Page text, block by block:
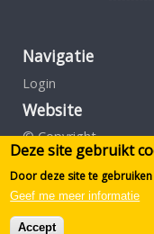
Navigatie
Login
Website
© Copyright
Privacybeleid
Design by S.Borst
Deze site gebruikt
Door deze site te
Geef me meer informatie
Accept